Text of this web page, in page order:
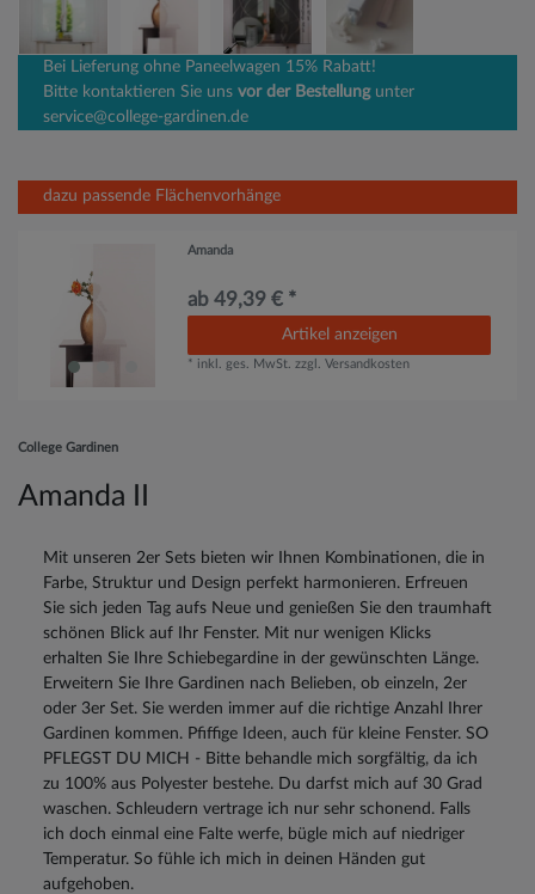
Bei Lieferung ohne Paneelwagen 15% Rabatt!
Bitte kontaktieren Sie uns vor der Bestellungunter
service@college-gardinen.de
dazu passende Flächenvorhänge
Amanda
ab 49,39 € *
Artikel anzeigen
* inkl. ges. MwSt. zzgl.Versandkosten
College Gardinen
Amanda II
Mit unseren 2er Sets bieten wir Ihnen Kombinationen, die in
Farbe, Struktur und Design perfekt harmonieren. Erfreuen
Sie sich jeden Tag aufs Neue und genießen Sie den traumhaft
schönen Blick auf Ihr Fenster. Mit nur wenigen Klicks
erhalten Sie Ihre Schiebegardine in der gewünschten Länge.
Erweitern Sie Ihre Gardinen nach Belieben, ob einzeln, 2er
oder 3er Set. Sie werden immer auf die richtige Anzahl Ihrer
Gardinen kommen. Pfiffige Ideen, auch für kleine Fenster. SO
PFLEGST DU MICH - Bitte behandle mich sorgfältig, da ich
zu 100% aus Polyester bestehe. Du darfst mich auf 30 Grad
waschen. Schleudern vertrage ich nur sehr schonend. Falls
ich doch einmal eine Falte werfe, bügle mich auf niedriger
Temperatur. So fühle ich mich in deinen Händen gut
aufgehoben.